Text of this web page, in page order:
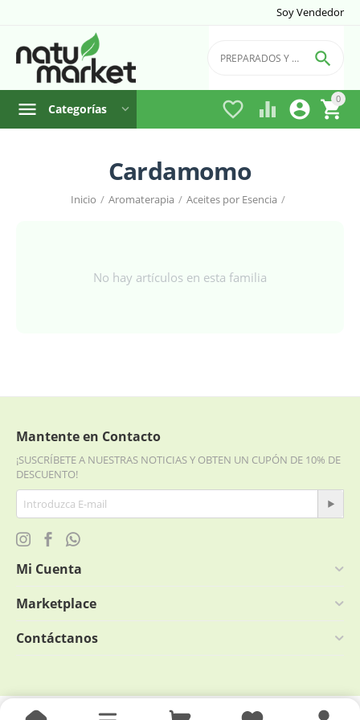
Soy Vendedor
0


 

Categorías
Cardamomo
Inicio / Aromaterapia / Aceites por Esencia /
No hay artículos en esta familia
Mantente en Contacto
¡SUSCRÍBETE A NUESTRAS NOTICIAS Y OBTEN UN CUPÓN DE 10% DE
DESCUENTO!
Mi Cuenta
Marketplace
Contáctanos